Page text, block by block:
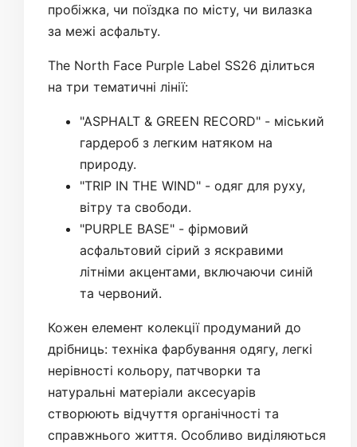
пробіжка, чи поїздка по місту, чи вилазка
за межі асфальту.
The North Face Purple Label SS26 ділиться
на три тематичні лінії:
"ASPHALT & GREEN RECORD" - міський
гардероб з легким натяком на
природу.
"TRIP IN THE WIND" - одяг для руху,
вітру та свободи.
"PURPLE BASE" - фірмовий
асфальтовий сірий з яскравими
літніми акцентами, включаючи синій
та червоний.
Кожен елемент колекції продуманий до
дрібниць: техніка фарбування одягу, легкі
нерівності кольору, патчворки та
натуральні матеріали аксесуарів
створюють відчуття органічності та
справжнього життя. Особливо виділяються